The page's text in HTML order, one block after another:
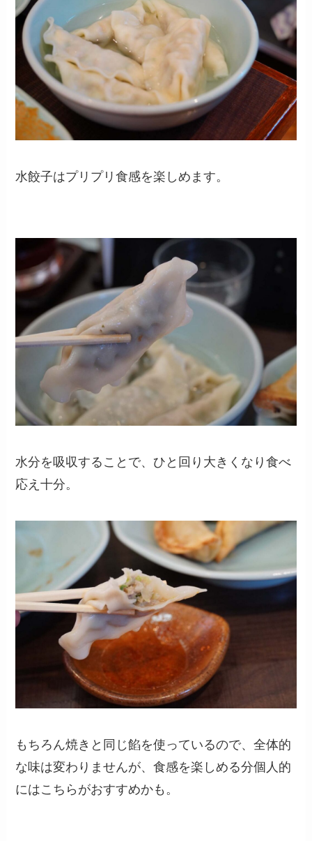
水餃子はプリプリ食感を楽しめます。
水分を吸収することで、ひと回り大きくなり食べ
応え十分。
もちろん焼きと同じ餡を使っているので、全体的
な味は変わりませんが、食感を楽しめる分個人的
にはこちらがおすすめかも。